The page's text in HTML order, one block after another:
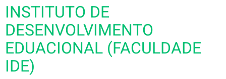
INSTITUTO DE
DESENVOLVIMENTO
EDUACIONAL (FACULDADE
IDE)